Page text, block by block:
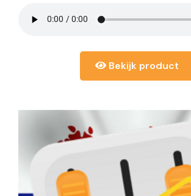
Bekijk product